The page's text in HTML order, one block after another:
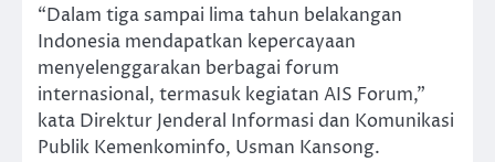
“Dalam tiga sampai lima tahun belakangan
Indonesia mendapatkan kepercayaan
menyelenggarakan berbagai forum
internasional, termasuk kegiatan AIS Forum,”
kata Direktur Jenderal Informasi dan Komunikasi
Publik Kemenkominfo, Usman Kansong.